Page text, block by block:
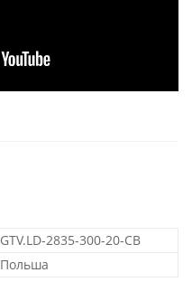
GTV.LD-2835-300-20-CB
Польша